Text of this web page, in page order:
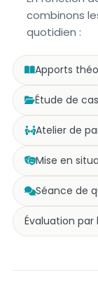
combinons
quotidien :
Apports
Étude de cas
Atelier de
Mise en
Séance de
Évaluation par